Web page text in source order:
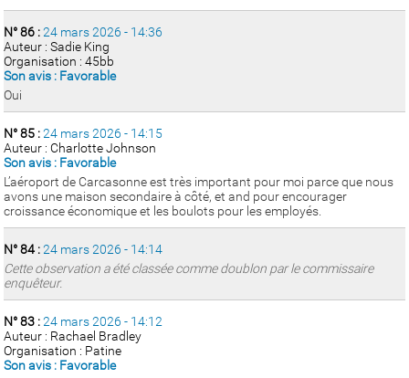
N° 86 :24 mars 2026 - 14:36
Auteur : Sadie King
Organisation : 45bb
Son avis : Favorable
Oui
N° 85 :24 mars 2026 - 14:15
Auteur : Charlotte Johnson
Son avis : Favorable
L’aéroport de Carcasonne est très important pour moi parce que nous
avons une maison secondaire à côté, et and pour encourager
croissance économique et les boulots pour les employés.
N° 84 :24 mars 2026 - 14:14
Cette observation a été classée comme doublon par le commissaire
enquêteur.
N° 83 :24 mars 2026 - 14:12
Auteur : Rachael Bradley
Organisation : Patine
Son avis : Favorable